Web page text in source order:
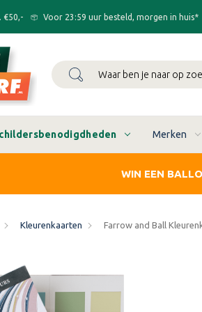
€50,- Voor 23:59 uur besteld, morgen in huis*
Zoeken
Merken
WIN EEN
Kleurenkaarten Farrow and Ball